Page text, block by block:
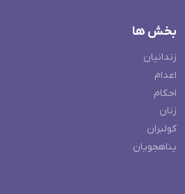
بخش ها
زندانیان
اعدام
احکام
زنان
کولبران
پناهجویان